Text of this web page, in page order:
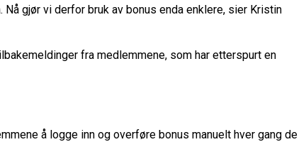
gjør vi derfor bruk av bonus enda enklere, sier Kristin
fra medlemmene, som har etterspurt en
å logge inn og overføre bonus manuelt hver gang de